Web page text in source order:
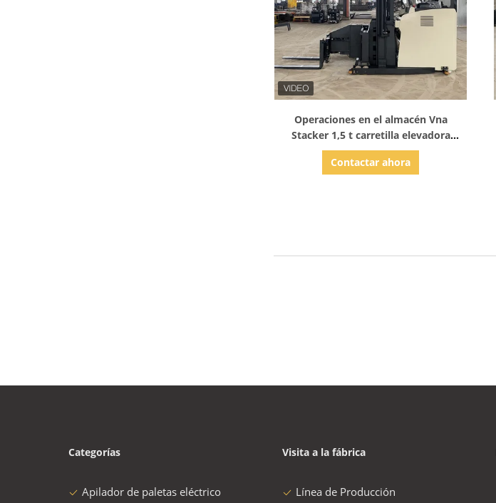
Operaciones en el almacén Vna
Stacker 1,5 t carretilla elevadora
eléctrica de pasillo estrecho
Contactar ahora
Categorías
Apilador de paletas eléctrico
Visita a la fábrica
Línea de Producción